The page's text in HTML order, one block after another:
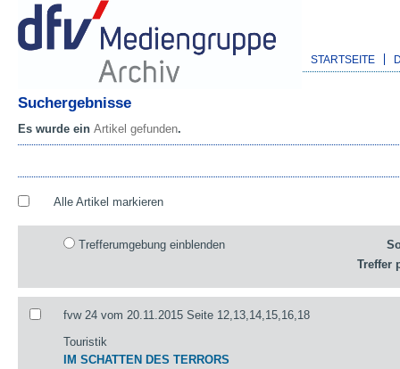
STARTSEITE
Suchergebnisse
Es wurde ein Artikel gefunden.
Alle Artikel markieren
Trefferumgebung einblenden
Treffer
fvw 24 vom 20.11.2015 Seite 12,13,14,15,16,18
Touristik
IM SCHATTEN DES TERRORS